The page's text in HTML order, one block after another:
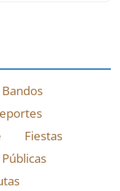
Bandos
Fiestas